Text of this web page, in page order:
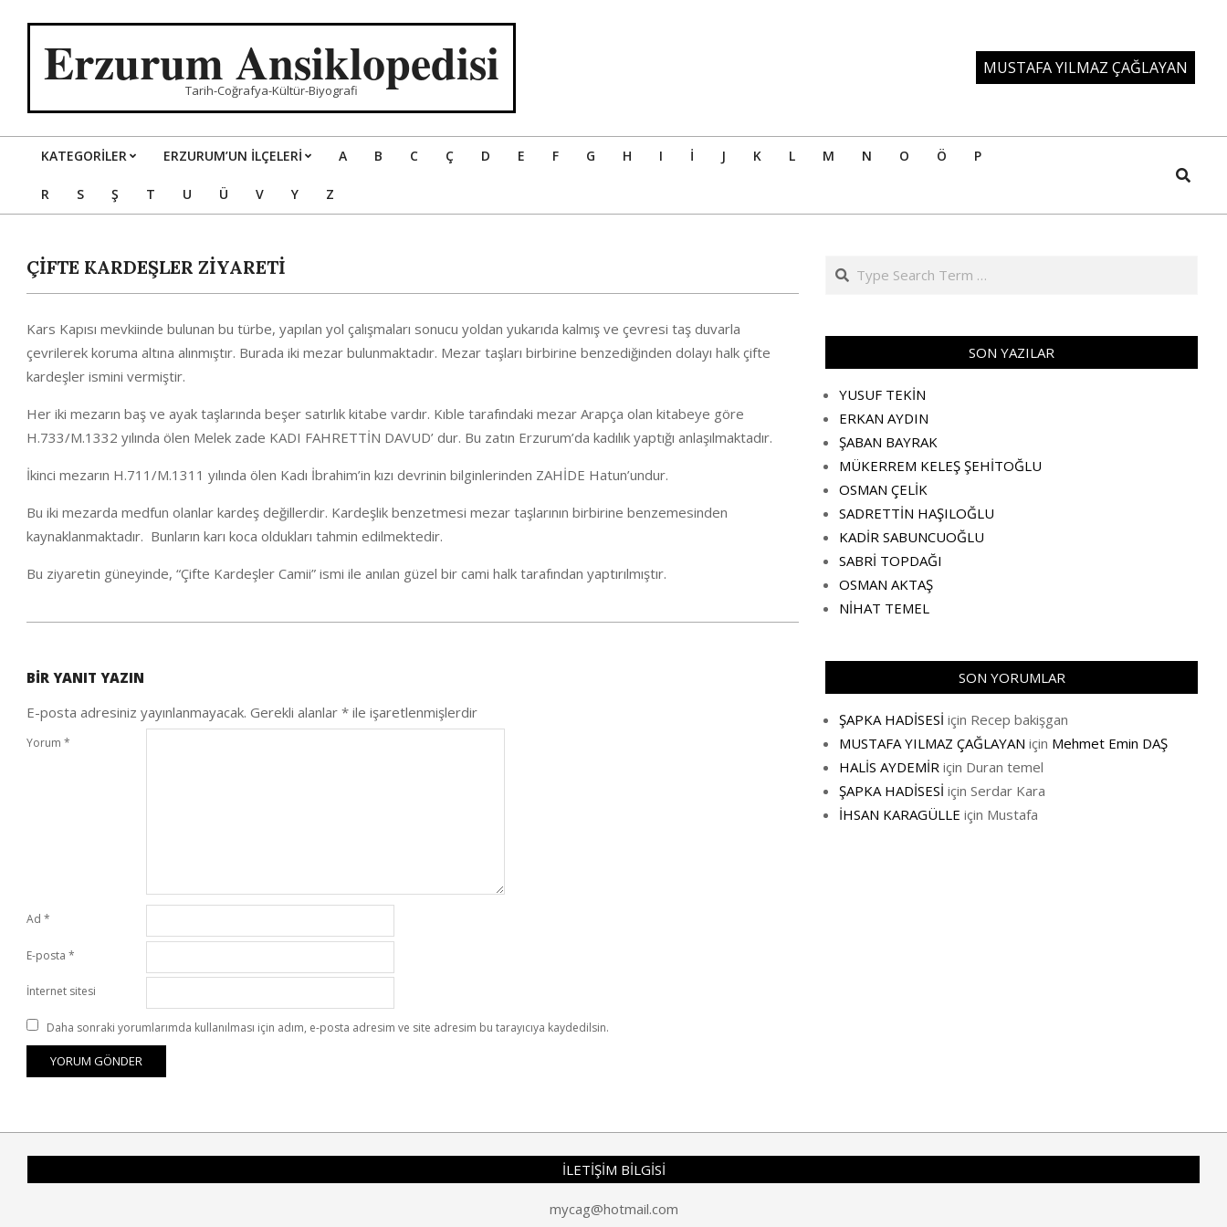
Erzurum Ansiklopedisi
Tarih-Coğrafya-Kültür-Biyografi
MUSTAFA YILMAZ ÇAĞLAYAN
Primary
Navigation
KATEGORILER ERZURUM’UN İLÇELERİ A B C Ç D E F G H I İ J K L M N O Ö P
R S Ş T U Ü V Y Z
Search
ÇİFTE KARDEŞLER ZİYARETİ
Kars Kapısı mevkiinde bulunan bu türbe, yapılan yol çalışmaları sonucu yoldan yukarıda kalmış ve çevresi taş duvarla
çevrilerek koruma altına alınmıştır. Burada iki mezar bulunmaktadır. Mezar taşları birbirine benzediğinden dolayı halk çifte
kardeşler ismini vermiştir.
Her iki mezarın baş ve ayak taşlarında beşer satırlık kitabe vardır. Kıble tarafındaki mezar Arapça olan kitabeye göre
H.733/M.1332 yılında ölen Melek zade KADI FAHRETTİN DAVUD’ dur. Bu zatın Erzurum’da kadılık yaptığı anlaşılmaktadır.
İkinci mezarın H.711/M.1311 yılında ölen Kadı İbrahim’in kızı devrinin bilginlerinden ZAHİDE Hatun’undur.
Bu iki mezarda medfun olanlar kardeş değillerdir. Kardeşlik benzetmesi mezar taşlarının birbirine benzemesinden
kaynaklanmaktadır. Bunların karı koca oldukları tahmin edilmektedir.
Bu ziyaretin güneyinde, “Çifte Kardeşler Camii” ismi ile anılan güzel bir cami halk tarafından yaptırılmıştır.
30
BIR YANIT YAZIN
E-posta adresiniz yayınlanmayacak. Gerekli alanlar * ile işaretlenmişlerdir
Yorum *
Ad *
E-posta *
İnternet sitesi
Daha sonraki yorumlarımda kullanılması için adım, e-posta adresim ve site adresim bu tarayıcıya kaydedilsin.
Search
SON YAZILAR
YUSUF TEKİN
ERKAN AYDIN
ŞABAN BAYRAK
MÜKERREM KELEŞ ŞEHİTOĞLU
OSMAN ÇELİK
SADRETTİN HAŞILOĞLU
KADİR SABUNCUOĞLU
SABRİ TOPDAĞI
OSMAN AKTAŞ
NİHAT TEMEL
SON YORUMLAR
ŞAPKA HADİSESİ için Recep bakişgan
MUSTAFA YILMAZ ÇAĞLAYAN için Mehmet Emin DAŞ
HALİS AYDEMİR için Duran temel
ŞAPKA HADİSESİ için Serdar Kara
İHSAN KARAGÜLLE için Mustafa
İLETİŞİM BİLGİSİ
mycag@hotmail.com